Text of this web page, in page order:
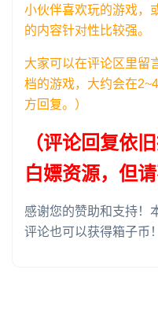
小伙伴喜欢玩的游戏，
的内容针对性比较强。
大家可以在评论区里留
档的游戏，大约会在
方回复。）
（评论回复依
白嫖资源，但请
感谢您的赞助和支持！
评论也可以获得箱子币